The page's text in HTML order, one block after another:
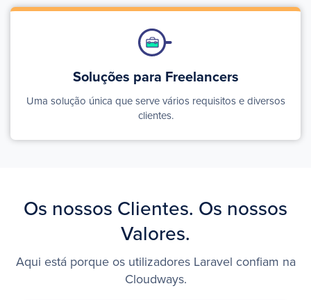
Soluções para Freelancers
Uma solução única que serve vários requisitos e diversos
clientes.
Os nossos Clientes. Os nossos
Valores.
Aqui está porque os utilizadores Laravel confiam na
Cloudways.